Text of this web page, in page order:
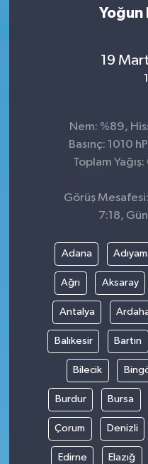
Yoğun
19
Nem: %89,
Basınç: 1010
Toplam
Görüş
7:18,
Adana
Ağrı Aksaray
Antalya
Balıkesir Bartın
Bilecik
Burdur Bursa
Çorum Denizli
Edirne Elazığ